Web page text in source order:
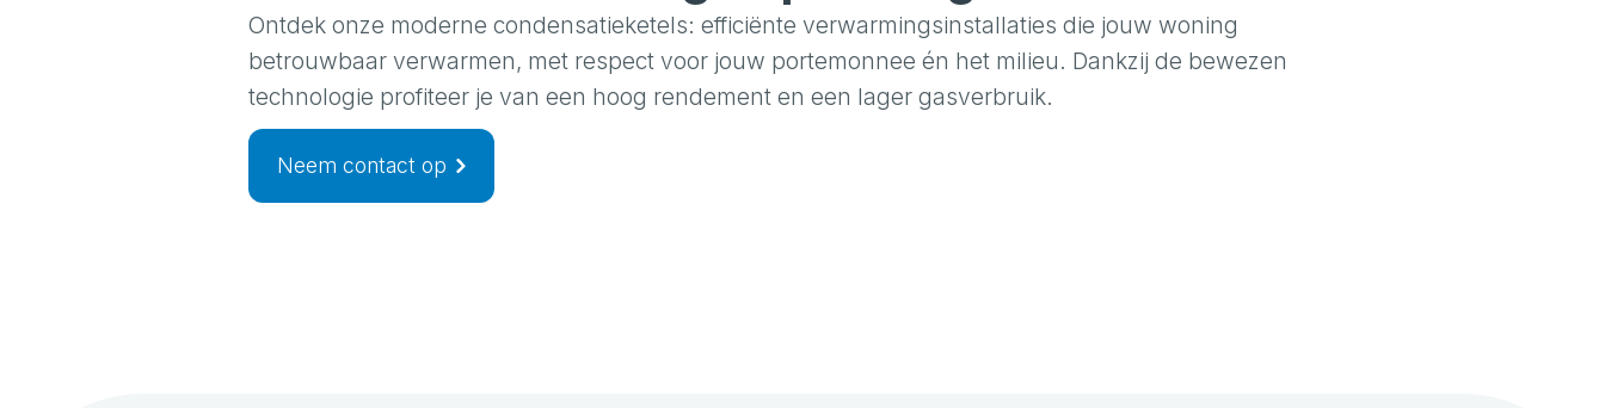
Ontdek onze moderne condensatieketels: efficiënte verwarmings­installaties die jouw woning
betrouwbaar verwarmen, met respect voor jouw portemonnee én het milieu. Dankzij de bewezen
technologie profiteer je van een hoog rendement en een lager gasverbruik.
Neem contact op